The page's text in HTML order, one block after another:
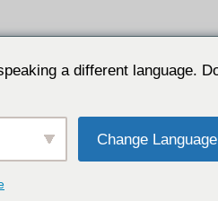
молекулярных сит
a different language.
Change Language